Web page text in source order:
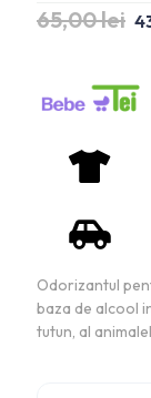
65,00lei
Odorizantul
baza de alcool
tutun, al